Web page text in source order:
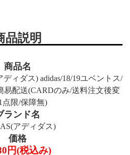
品説明
商品名
ィダス) adidas/18/19ユベントス/
易配送(CARDのみ/送料注文後変
点限/保障無)
ランド名
アディダス)
価格
円(税込み)